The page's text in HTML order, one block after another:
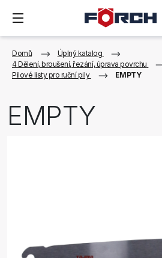
Domů
Úplný katalog
4 Dělení, broušení, řezání, úprava povrchu
Pilové listy pro ruční pily
EMPTY
EMPTY